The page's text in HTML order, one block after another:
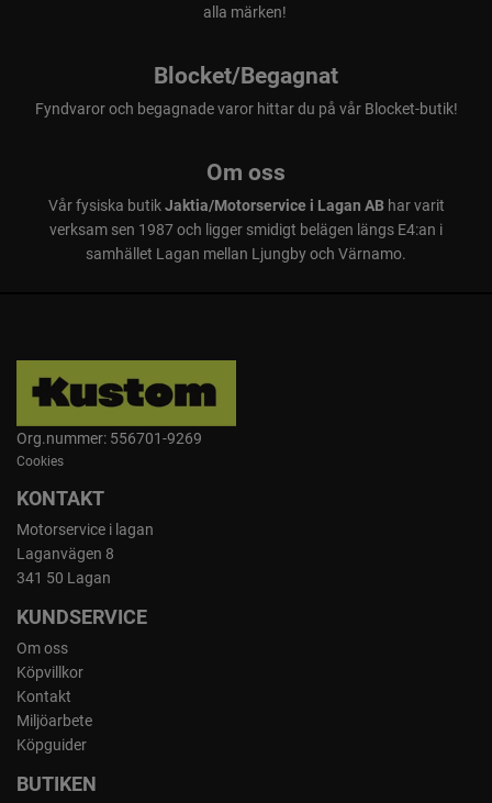
alla märken!
Blocket/Begagnat
Fyndvaror och begagnade varor hittar du på vår Blocket-butik!
Om oss
Vår fysiska butikJaktia/Motorservice i Lagan ABhar varit
verksam sen 1987 och ligger smidigt belägen längs E4:an i
samhället Lagan mellan Ljungby och Värnamo.
Org.nummer: 556701-9269
Cookies
KONTAKT
Motorservice i lagan
Laganvägen 8
341 50 Lagan
KUNDSERVICE
Om oss
Köpvillkor
Kontakt
Miljöarbete
Köpguider
BUTIKEN